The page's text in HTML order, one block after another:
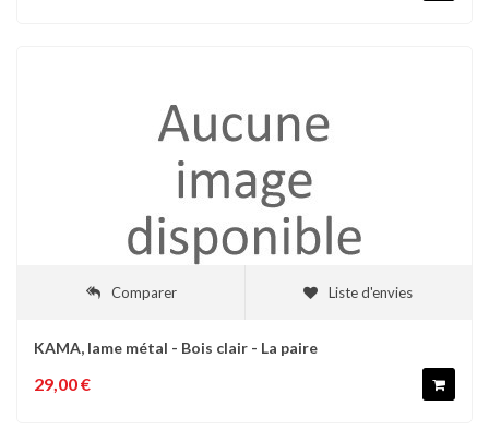
Comparer Liste d'envies
KAMA, lame métal - Bois clair - La paire
29,00 €